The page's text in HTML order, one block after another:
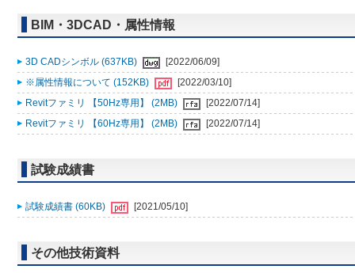
BIM・3DCAD・属性情報
3D CADシンボル (637KB)
[2022/06/09]
※属性情報について (152KB)
[2022/03/10]
Revitファミリ 【50Hz専用】 (2MB)
[2022/07/14]
Revitファミリ 【60Hz専用】 (2MB)
[2022/07/14]
試験成績書
試験成績書 (60KB) [2021/05/10]
その他技術資料